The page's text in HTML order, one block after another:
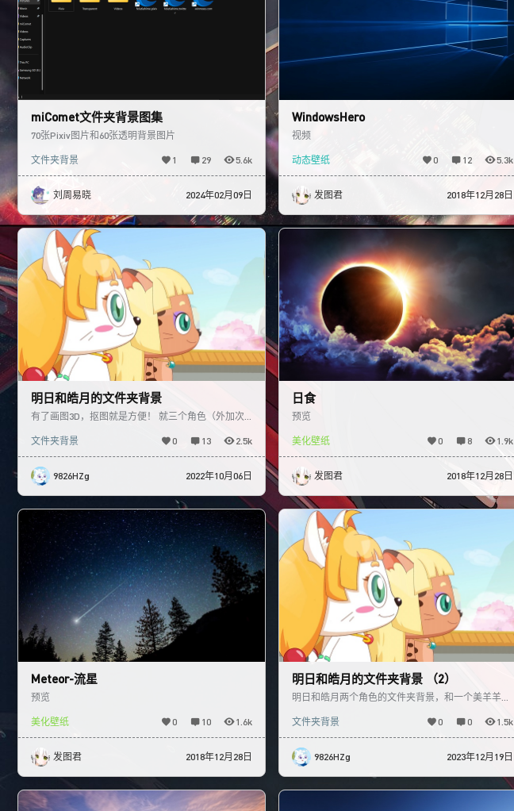
miComet文件夹背景图集
70张Pixiv图片和60张透明背景图片
文件夹背景 1 29 5.6k
刘周易晓 2024年02月09日
WindowsHero
视频
动态壁纸 0 12 5.3k
发图君 2018年12月28日
明日和皓月的文件夹背景
有了画图3D，抠图就是方便！ 就三个角色（外加次
图也不容易。 分
文件夹背景 0 13 2.5k
9826HZg 2022年10月06日
日食
预览
美化壁纸 0 8 1.9k
发图君 2018年12月28日
Meteor-流星
预览
美化壁纸 0 10 1.6k
发图君 2018年12月28日
明日和皓月的文件夹背景 （2）
明日和皓月两个角色的文件夹背景，和一个美羊羊
文件夹背景
0 0 1.5k
9826HZg 2023年12月19日